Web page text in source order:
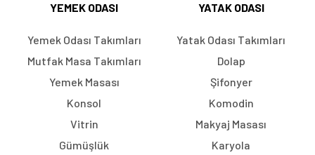
YEMEK ODASI
Yemek Odası Takımları
Mutfak Masa Takımları
Yemek Masası
Konsol
Vitrin
Gümüşlük
YATAK ODASI
Yatak Odası Takımları
Dolap
Şifonyer
Komodin
Makyaj Masası
Karyola